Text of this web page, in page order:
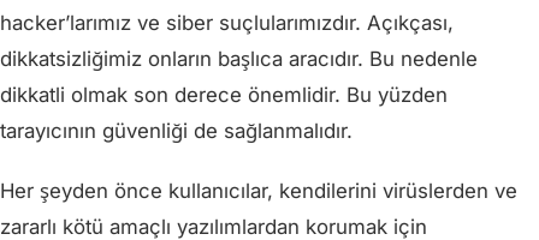
hacker’larımız ve siber suçlularımızdır. Açıkçası,
dikkatsizliğimiz onların başlıca aracıdır. Bu nedenle
dikkatli olmak son derece önemlidir. Bu yüzden
tarayıcının güvenliği de sağlanmalıdır.
Her şeyden önce kullanıcılar, kendilerini virüslerden ve
zararlı kötü amaçlı yazılımlardan korumak için